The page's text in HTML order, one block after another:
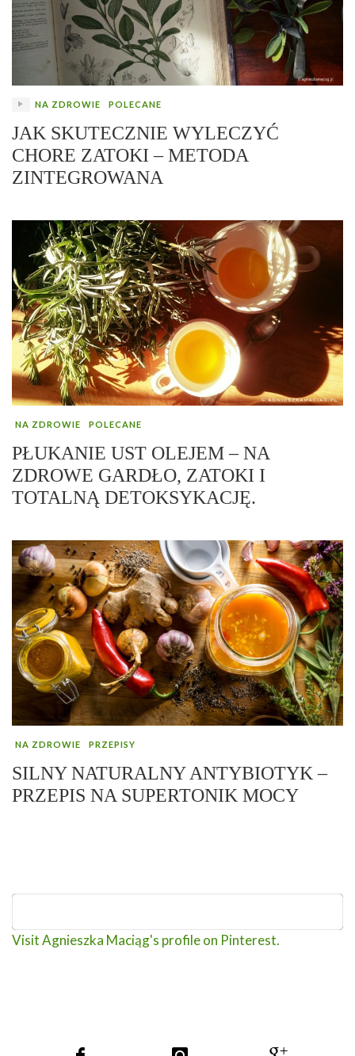
NA ZDROWIE POLECANE
JAK SKUTECZNIE WYLECZYĆ
CHORE ZATOKI – METODA
ZINTEGROWANA
NA ZDROWIE POLECANE
PŁUKANIE UST OLEJEM – NA
ZDROWE GARDŁO, ZATOKI I
TOTALNĄ DETOKSYKACJĘ.
NA ZDROWIE PRZEPISY
SILNY NATURALNY ANTYBIOTYK –
PRZEPIS NA SUPERTONIK MOCY
Visit Agnieszka Maciąg's profile on Pinterest.